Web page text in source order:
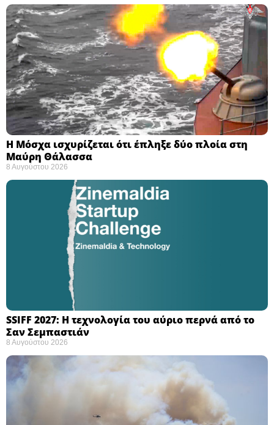
Η Μόσχα ισχυρίζεται ότι έπληξε δύο πλοία στη
Μαύρη Θάλασσα ​
8 Αυγούστου 2026
SSIFF 2027: Η τεχνολογία του αύριο περνά από το
Σαν Σεμπαστιάν ​
8 Αυγούστου 2026